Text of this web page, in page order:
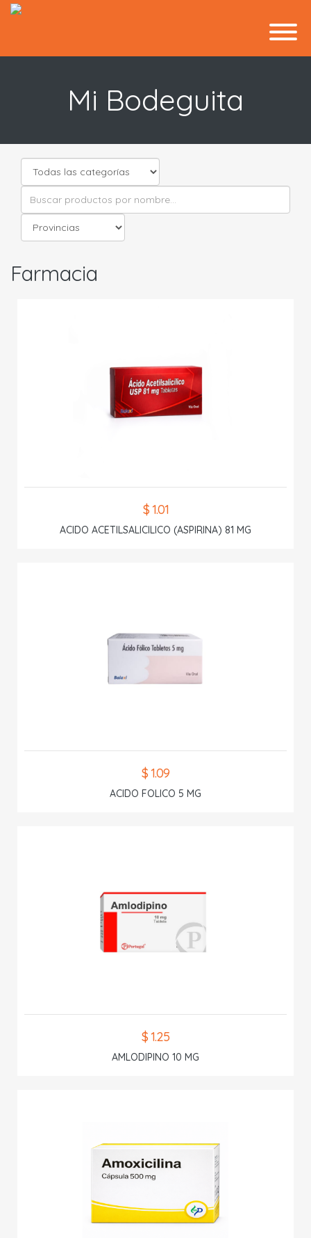
Mi Bodeguita
Farmacia
$ 1.01
ACIDO ACETILSALICILICO (ASPIRINA) 81 MG
$ 1.09
ACIDO FOLICO 5 MG
$ 1.25
AMLODIPINO 10 MG